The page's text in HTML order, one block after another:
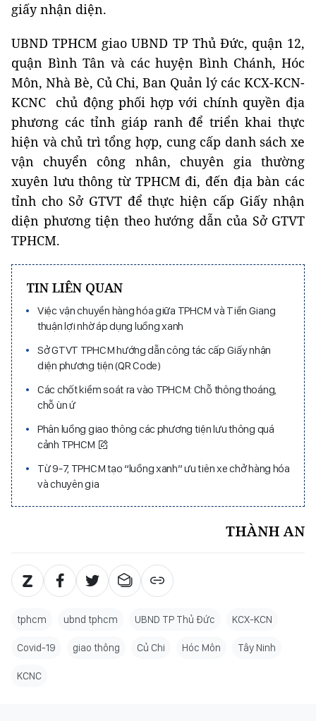
giấy nhận diện.
UBND TPHCM giao UBND TP Thủ Đức, quận 12,
quận Bình Tân và các huyện Bình Chánh, Hóc
Môn, Nhà Bè, Củ Chi, Ban Quản lý các KCX-KCN-
KCNC chủ động phối hợp với chính quyền địa
phương các tỉnh giáp ranh để triển khai thực
hiện và chủ trì tổng hợp, cung cấp danh sách xe
vận chuyển công nhân, chuyên gia thường
xuyên lưu thông từ TPHCM đi, đến địa bàn các
tỉnh cho Sở GTVT để thực hiện cấp Giấy nhận
diện phương tiện theo hướng dẫn của Sở GTVT
TPHCM.
TIN LIÊN QUAN
Việc vận chuyển hàng hóa giữa TPHCM và Tiền Giang
thuận lợi nhờ áp dụng luồng xanh
Sở GTVT TPHCM hướng dẫn công tác cấp Giấy nhận
diện phương tiện (QR Code)
Các chốt kiểm soát ra vào TPHCM: Chỗ thông thoáng,
chỗ ùn ứ
Phân luồng giao thông các phương tiện lưu thông quá
cảnh TPHCM
Từ 9-7, TPHCM tạo “luồng xanh” ưu tiên xe chở hàng hóa
và chuyên gia
THÀNH AN
tphcm ubnd tphcm UBND TP Thủ Đức KCX-KCN
Covid-19 giao thông Củ Chi Hóc Môn Tây Ninh
KCNC